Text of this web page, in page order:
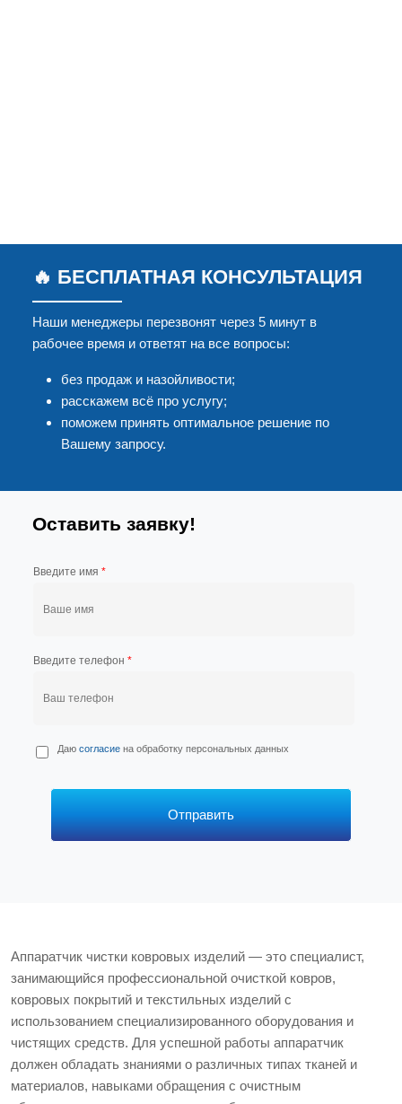
🔥 БЕСПЛАТНАЯ КОНСУЛЬТАЦИЯ
Наши менеджеры перезвонят через 5 минут в
рабочее время и ответят на все вопросы:
без продаж и назойливости;
расскажем всё про услугу;
поможем принять оптимальное решение по
Вашему запросу.
Оставить заявку!
Введите имя *
Введите телефон *
П
е
Даю согласиена обработку персональных данных
Отправить
Аппаратчик чистки ковровых изделий — это специалист,
занимающийся профессиональной очисткой ковров,
ковровых покрытий и текстильных изделий с
использованием специализированного оборудования и
чистящих средств. Для успешной работы аппаратчик
должен обладать знаниями о различных типах тканей и
материалов, навыками обращения с очистным